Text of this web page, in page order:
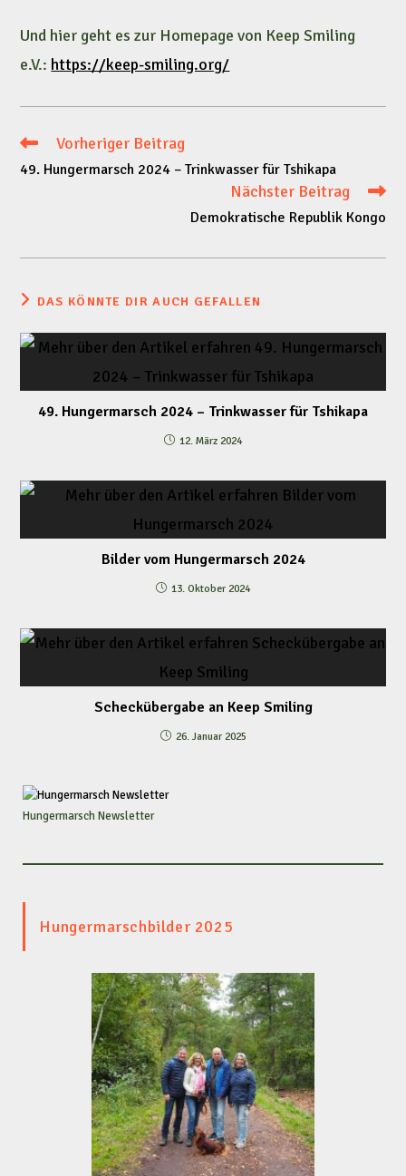
Und hier geht es zur Homepage von Keep Smiling
e.V.: https://keep-smiling.org/
WeitereVorheriger Beitrag
49. Hungermarsch 2024 – Trinkwasser für Tshikapa
Nächster Beitrag
Demokratische Republik Kongo
DAS KÖNNTE DIR AUCH GEFALLEN
49. Hungermarsch 2024 – Trinkwasser für Tshikapa
12. März 2024
Bilder vom Hungermarsch 2024
13. Oktober 2024
Scheckübergabe an Keep Smiling
26. Januar 2025
Hungermarsch Newsletter
Hungermarschbilder 2025